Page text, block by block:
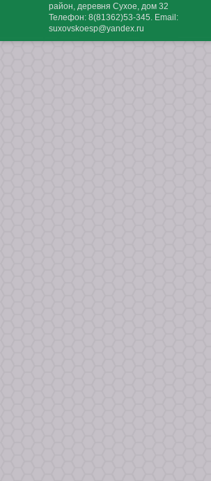
район, деревня Сухое, дом 32
Телефон: 8(81362)53-345 . Email:
suxovskoesp@yandex.ru